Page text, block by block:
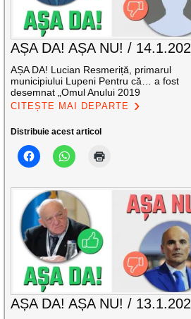
AȘA DA! AȘA NU! /
AȘA DA! Lucian Resmeriță, primarul
municipiului Lupeni Pentru că… a fost
desemnat „Omul Anului 2019
CITEȘTE MAI DEPARTE
Distribuie acest articol
AȘA DA! AȘA NU! /